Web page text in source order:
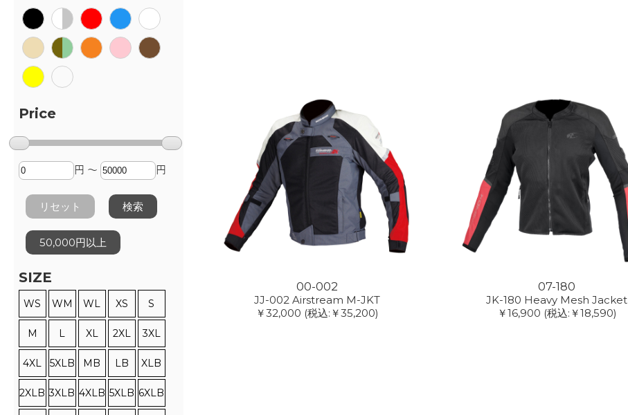
Price
円 ～ 円
リセット 検索
50,000円以上
SIZE
WS WM WL XS S
M L XL 2XL 3XL
4XL 5XLB MB LB XLB
2XLB 3XLB 4XLB 5XLB 6XLB
00-002
JJ-002 Airstream M-JKT
￥32,000 (税込:￥35,200)
07-180
JK-180 Heavy Mesh Jacket
￥16,900 (税込:￥18,590)